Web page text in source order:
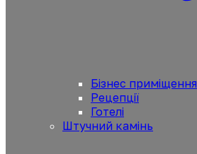
Бізнес приміщення
Рецепції
Готелі
Штучний камінь